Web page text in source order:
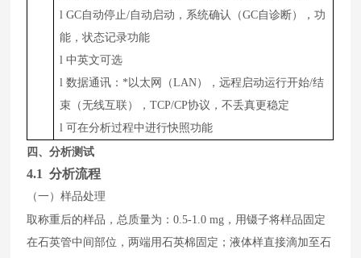
lGC自动停止/自动启动，系统确认（GC自诊断），功
能，状态记录功能
l中英文可选
l数据通讯：*以太网（LAN），远程启动运行开始/结
束（无线互联），TCP/CP协议，不丢真更稳定
l可在分析过程中进行快照功能
四、分析测试
4.1 分析流程
（一）样品处理
取称重后的样品，总质量为：0.5-1.0 mg ，用镊子将样品固定
在石英管中间部位，两端用石英棉固定；液体样直接滴加至石